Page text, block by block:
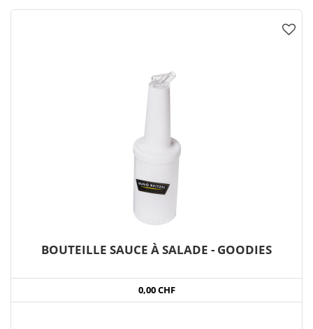
BOUTEILLE SAUCE À SALADE - GOODIES
0,00 CHF